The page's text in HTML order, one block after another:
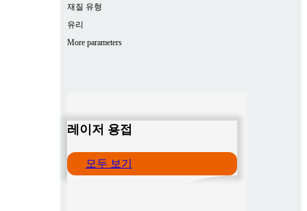
재질 유형
유리
More parameters
레이저 용접
모두 보기